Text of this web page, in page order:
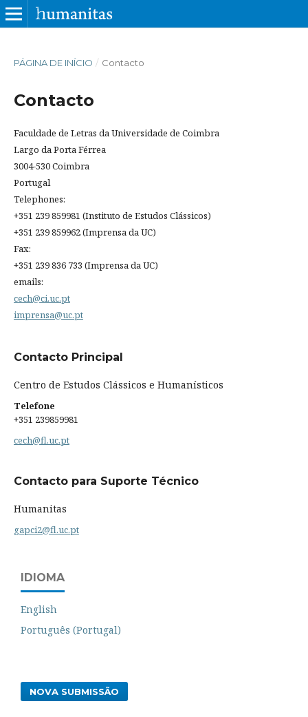
PÁGINA DE INÍCIO / Contacto
Contacto
Faculdade de Letras da Universidade de Coimbra
Largo da Porta Férrea
3004-530 Coimbra
Portugal
Telephones:
+351 239 859981 (Instituto de Estudos Clássicos)
+351 239 859962 (Imprensa da UC)
Fax:
+351 239 836 733 (Imprensa da UC)
emails:
cech@ci.uc.pt
imprensa@uc.pt
Contacto Principal
Centro de Estudos Clássicos e Humanísticos
Telefone
+351 239859981
cech@fl.uc.pt
Contacto para Suporte Técnico
Humanitas
gapci2@fl.uc.pt
IDIOMA
English
Português (Portugal)
NOVA SUBMISSÃO